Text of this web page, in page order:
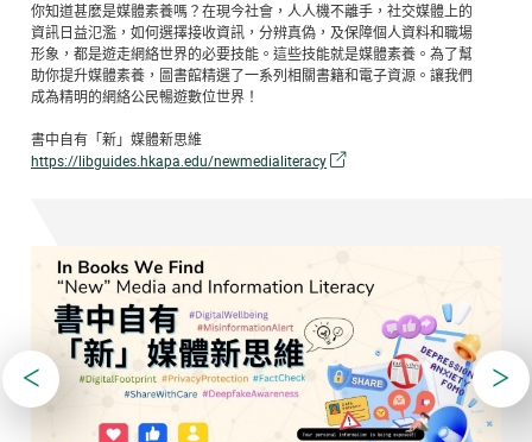
你知道甚麼是媒體素養嗎？在現今社會，人人機不離手，社交媒體上的
資訊日益氾濫，如何選擇接收資訊，分辨真偽，及保障個人資料和職場
形象，都是遊走網絡世界的必要技能。這些技能就是媒體素養。為了幫
助你提升媒體素養，圖書館精選了一系列相關書籍和電子資源。讓我們
成為精明的網絡公民暢遊數位世界！
書中自有「新」媒體新思維
https://libguides.hkapa.edu/newmedialiteracy